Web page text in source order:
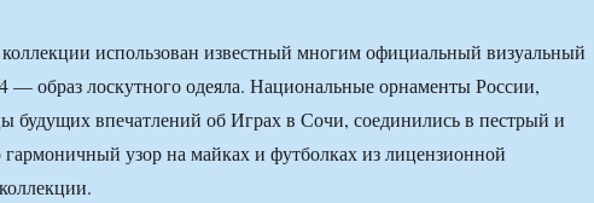
использован известный многим официальный визуальный
— образ лоскутного одеяла. Национальные орнаменты России,
будущих впечатлений об Играх в Сочи, соединились в пестрый и
узор на майках и футболках из лицензионной